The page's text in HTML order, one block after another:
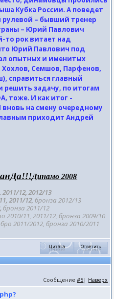
Кубка России. А поведет
– бывший тренер
– Юрий Павлович
то рок витает над
Юрий Павлович под
опытных и именитых
Семшов, Парфенов,
справиться главный
решить задачу, по итогам
тоже. И как итог -
на смену очередному
приходит Андрей
Динамо 2008
2011/12, 2012/13
2011/12, бронза 2012/13
бронза 2011/12
2010/11, 2011/12, бронза 2009/10
2011/2012, бронза 2010/2011
Сообщение#5 | Наверх